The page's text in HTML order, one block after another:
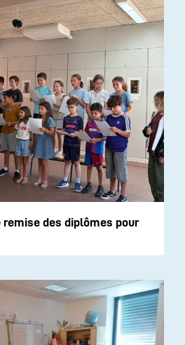
remise des diplômes pour